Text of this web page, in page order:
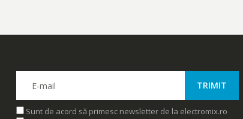
Sunt de acord să primesc newsletter de la electromix.ro